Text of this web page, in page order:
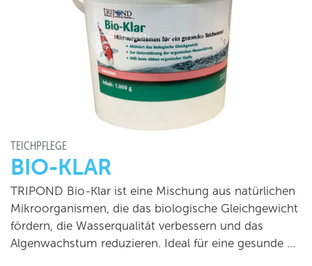
TEICHPFLEGE
BIO-KLAR
TRIPOND Bio-Klar ist eine Mischung aus natürlichen
Mikroorganismen, die das biologische Gleichgewicht
fördern, die Wasserqualität verbessern und das
Algenwachstum reduzieren. Ideal für eine gesunde …